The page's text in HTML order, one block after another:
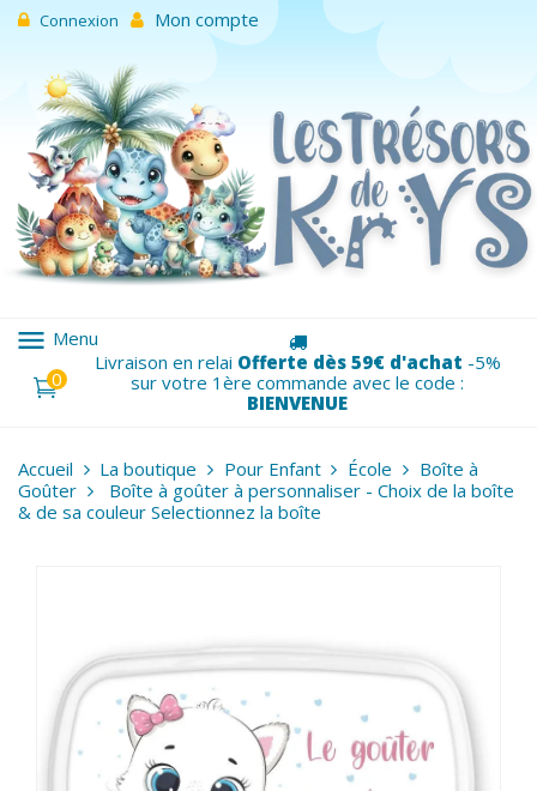
Connexion Mon compte
menu Menu
0
Livraison en relai Offerte dès 59€ d'achat -5%
sur votre 1ère commande avec le code :
BIENVENUE
Accueil La boutique Pour Enfant École
Boîte à
Goûter
Boîte à goûter à personnaliser - Choix de la boîte
& de sa couleur Selectionnez la boîte